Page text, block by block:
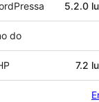
5.2.0
do
7.2